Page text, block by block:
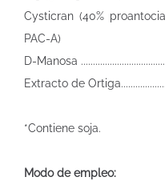
Cysticran (40%
PAC-A)
D-Manosa
Extracto de
*Contiene soja.
Modo de empleo: